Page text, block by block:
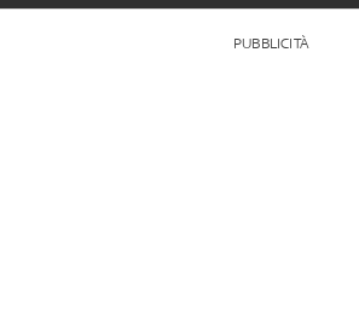
PUBBLICITÀ